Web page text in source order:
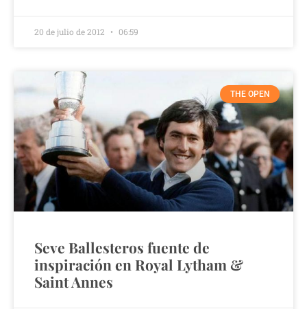
20 de julio de 2012 06:59
THE OPEN
Seve Ballesteros fuente de
inspiración en Royal Lytham &
Saint Annes